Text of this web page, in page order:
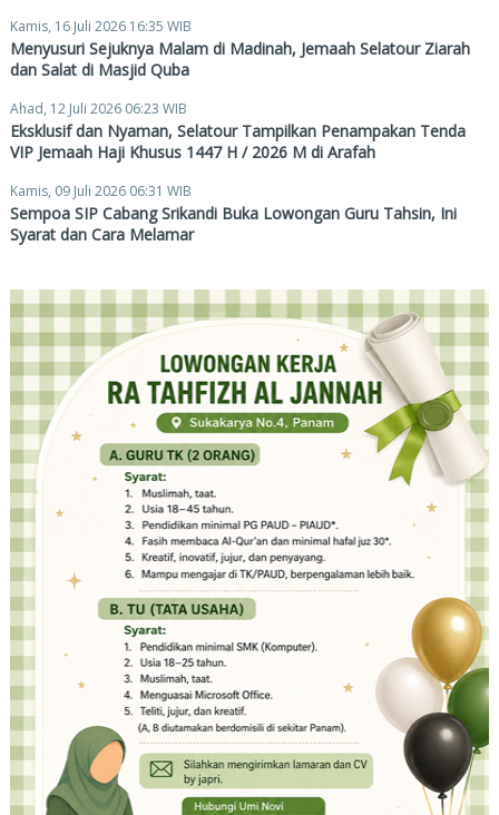
Kamis, 16 Juli 2026 16:35 WIB
Menyusuri Sejuknya Malam di Madinah, Jemaah Selatour Ziarah
dan Salat di Masjid Quba
Ahad, 12 Juli 2026 06:23 WIB
Eksklusif dan Nyaman, Selatour Tampilkan Penampakan Tenda
VIP Jemaah Haji Khusus 1447 H / 2026 M di Arafah
Kamis, 09 Juli 2026 06:31 WIB
Sempoa SIP Cabang Srikandi Buka Lowongan Guru Tahsin, Ini
Syarat dan Cara Melamar